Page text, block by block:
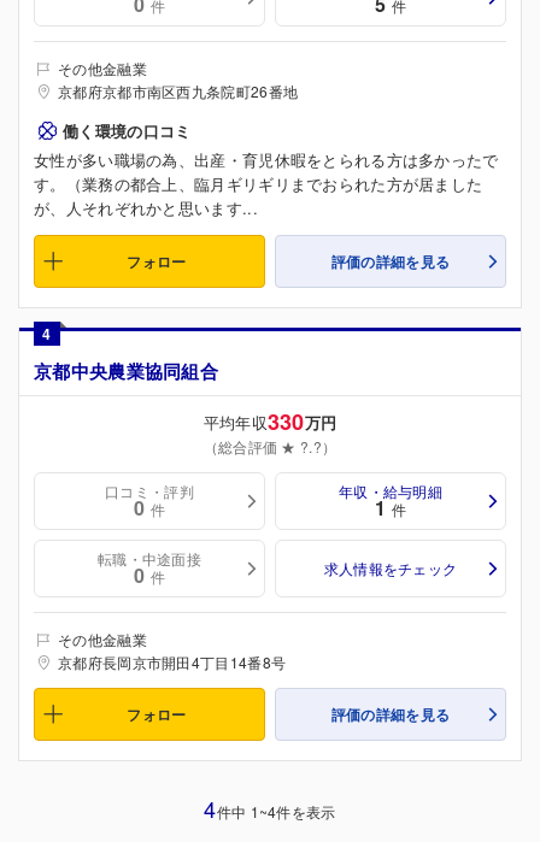
件 件
その他金融業
京都府京都市南区西九条院町26番地
働く環境の口コミ
女性が多い職場の為、出産・育児休暇をとられる方は多かったで
す。（業務の都合上、臨月ギリギリまでおられた方が居ました
が、人それぞれかと思います...
フォロー 評価の詳細を見る
4
京都中央農業協同組合
平均年収330万円
（総合評価 ★ ?.?）
口コミ・評判
0 件
年収・給与明細
1 件
転職・中途面接
0 件 求人情報をチェック
その他金融業
京都府長岡京市開田4丁目14番8号
フォロー 評価の詳細を見る
4件中 1~4件を表示